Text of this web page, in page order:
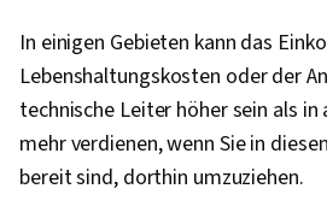
In einigen Gebieten kann das
Lebenshaltungskosten oder der
technische Leiter höher sein als in
mehr verdienen, wenn Sie in
bereit sind, dorthin umzuziehen.